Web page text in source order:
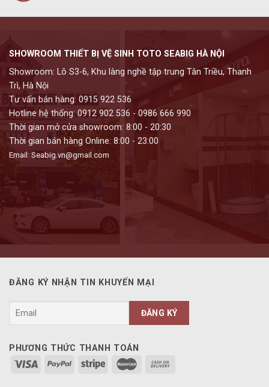
SHOWROOM THIẾT BỊ VỆ SINH TOTO SEABIG HÀ NỘI
Showroom: Lô S3-6, Khu làng nghề tập trung Tân Triều, Thanh
Trì, Hà Nội
Tư vấn bán hàng: 0915 922 536
Hotline hệ thống: 0912 902 536 - 0986 666 990
Thời gian mở cửa showroom: 8:00 - 20:30
Thời gian bán hàng Online: 8:00 - 23:00
Email: Seabig.vn@gmail.com
ĐĂNG KÝ NHẬN TIN KHUYẾN MẠI
PHƯƠNG THỨC THANH TOÁN